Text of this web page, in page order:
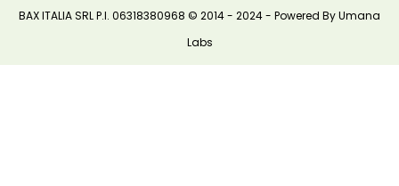
BAX ITALIA SRL P.I. 06318380968 © 2014 - 2024 - Powered By Umana
Labs